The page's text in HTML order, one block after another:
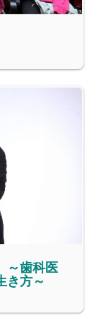
～歯科医
き方～